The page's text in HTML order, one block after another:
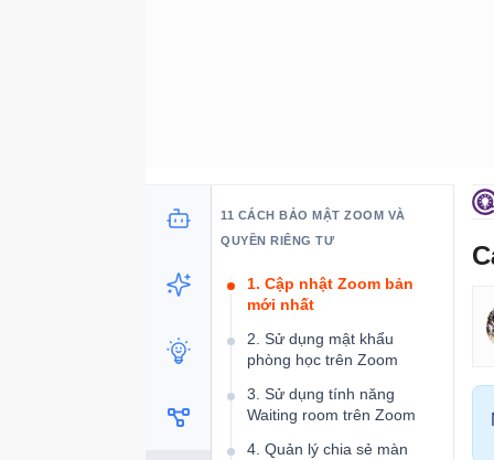
11 CÁCH BẢO MẬT ZOOM VÀ
QUYỀN RIÊNG TƯ
1. Cập nhật Zoom bản
mới nhất
2. Sử dụng mật khẩu
phòng học trên Zoom
3. Sử dụng tính năng
Waiting room trên Zoom
4. Quản lý chia sẻ màn